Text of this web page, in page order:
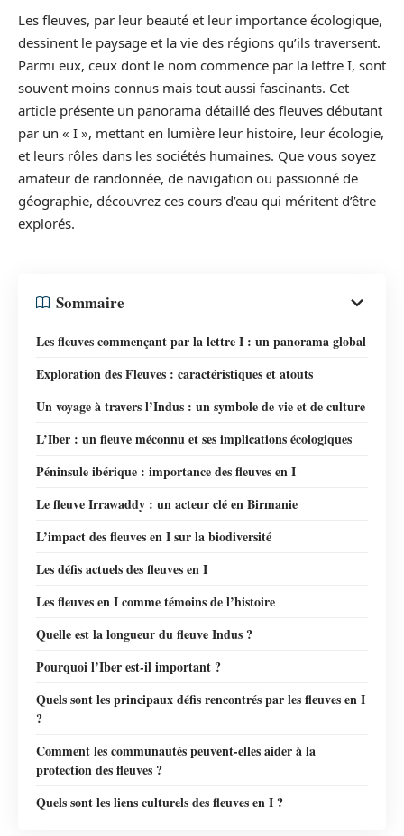
Les fleuves, par leur beauté et leur importance écologique,
dessinent le paysage et la vie des régions qu’ils traversent.
Parmi eux, ceux dont le nom commence par la lettre I, sont
souvent moins connus mais tout aussi fascinants. Cet
article présente un panorama détaillé des fleuves débutant
par un « I », mettant en lumière leur histoire, leur écologie,
et leurs rôles dans les sociétés humaines. Que vous soyez
amateur de randonnée, de navigation ou passionné de
géographie, découvrez ces cours d’eau qui méritent d’être
explorés.
Sommaire
Les fleuves commençant par la lettre I : un panorama global
Exploration des Fleuves : caractéristiques et atouts
Un voyage à travers l’Indus : un symbole de vie et de culture
L’Iber : un fleuve méconnu et ses implications écologiques
Péninsule ibérique : importance des fleuves en I
Le fleuve Irrawaddy : un acteur clé en Birmanie
L’impact des fleuves en I sur la biodiversité
Les défis actuels des fleuves en I
Les fleuves en I comme témoins de l’histoire
Quelle est la longueur du fleuve Indus ?
Pourquoi l’Iber est-il important ?
Quels sont les principaux défis rencontrés par les fleuves en I
?
Comment les communautés peuvent-elles aider à la
protection des fleuves ?
Quels sont les liens culturels des fleuves en I ?